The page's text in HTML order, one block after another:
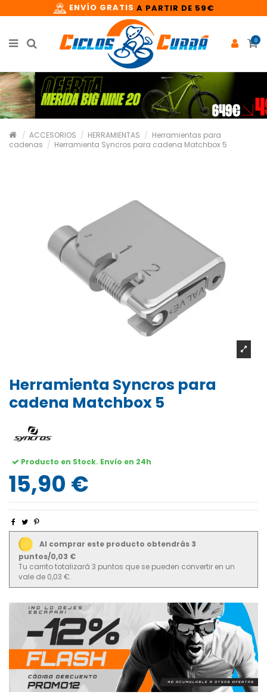
ENVÍO GRATIS A PARTIR DE 59€
0
ACCESORIOS HERRAMIENTAS
Herramientas para
cadenas
Herramienta Syncros para cadena Matchbox 5
Herramienta Syncros para
cadena Matchbox 5
Producto en Stock. Envío en 24h
15,90 €
Al comprar este producto obtendrás 3
puntos/0,03 €
Tu carrito totalizará 3 puntos que se pueden convertir en un
vale de 0,03 €.